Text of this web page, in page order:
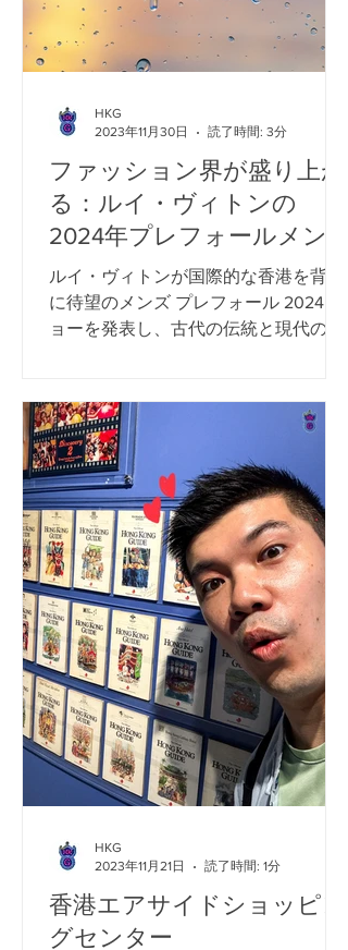
ファッション界が盛り上が
る：ルイ・ヴィトンの
2024年プレフォールメン
ズメンズショーが香港で開
催！
ルイ・ヴィトンが国際的な香港を背景
に待望のメンズ プレフォール 2024 シ
ョーを発表し、古代の伝統と現代のス
リエイティブ ディレクター、ファレル
ウィリアムスの芸術的ビジョンのも
と、この画期的なイベント...
HKG
2023年11月30日
読了時間: 3分
香港エアサイドショッピン
グセンター
HKG
2023年11月21日
読了時間: 1分